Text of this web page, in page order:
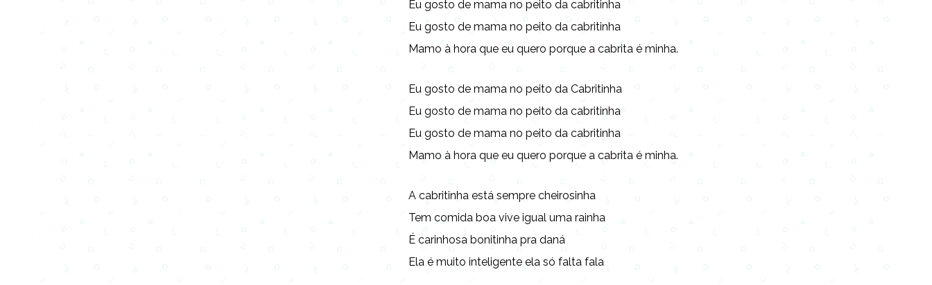
Eu gosto de mama no peito da cabritinha
Eu gosto de mama no peito da cabritinha
Mamo à hora que eu quero porque a cabrita é minha.
Eu gosto de mama no peito da Cabritinha
Eu gosto de mama no peito da cabritinha
Eu gosto de mama no peito da cabritinha
Mamo à hora que eu quero porque a cabrita é minha.
A cabritinha está sempre cheirosinha
Tem comida boa vive igual uma rainha
É carinhosa bonitinha pra daná
Ela é muito inteligente ela só falta fala